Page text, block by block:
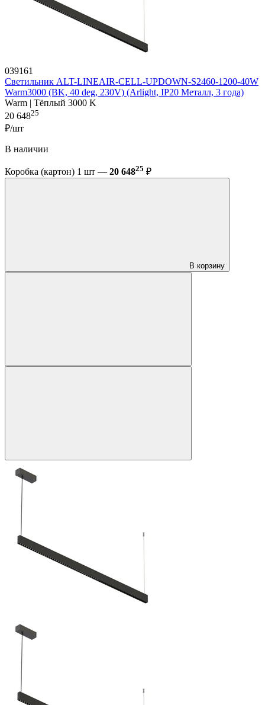
039161
Светильник ALT-LINEAIR-CELL-UPDOWN-S2460-1200-40W
Warm3000 (BK, 40 deg, 230V) (Arlight, IP20 Металл, 3 года)
Warm | Тёплый 3000 K
20 64825
₽/шт
В наличии
Коробка (картон) 1 шт — 20 64825 ₽
В корзину